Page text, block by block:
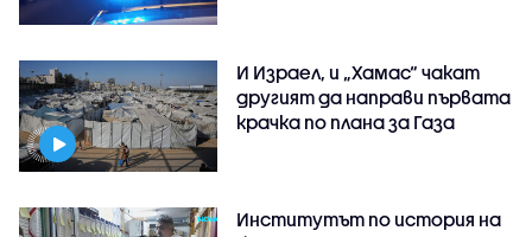
И Израел, и „Хамас“ чакат
другият да направи първата
крачка по плана за Газа
Институтът по история на